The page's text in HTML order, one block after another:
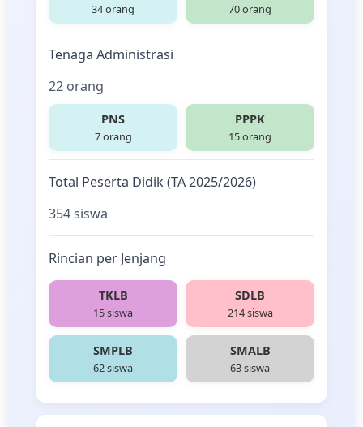
34 orang 70 orang
Tenaga Administrasi
22 orang
PNS
7 orang
PPPK
15 orang
Total Peserta Didik (TA 2025/2026)
354 siswa
Rincian per Jenjang
TKLB
15 siswa
SDLB
214 siswa
SMPLB
62 siswa
SMALB
63 siswa